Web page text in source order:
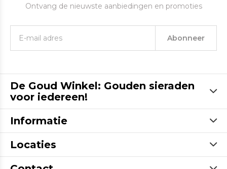
Ontvang de nieuwste aanbiedingen en promoties
Abonneer
De Goud Winkel: Gouden sieraden
voor iedereen!
Informatie
Locaties